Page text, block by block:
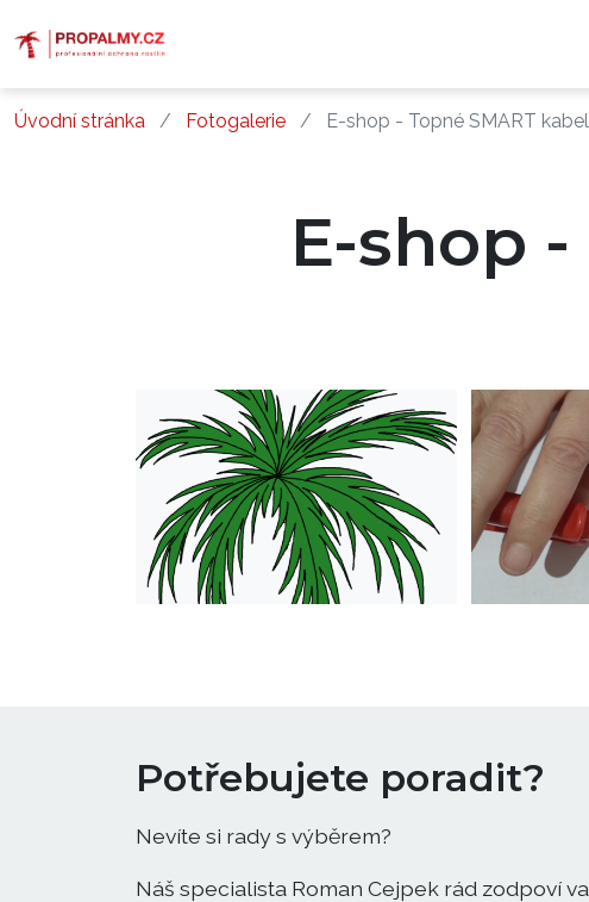
Úvodní stránka Fotogalerie E-shop - Topné SMART
E-shop
Potřebujete poradit?
Nevíte si rady s výběrem?
Náš specialista Roman Cejpek rád zodpoví